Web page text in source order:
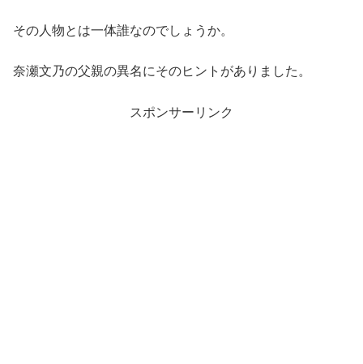
その人物とは一体誰なのでしょうか。
奈瀬文乃の父親の異名にそのヒントがありました。
スポンサーリンク